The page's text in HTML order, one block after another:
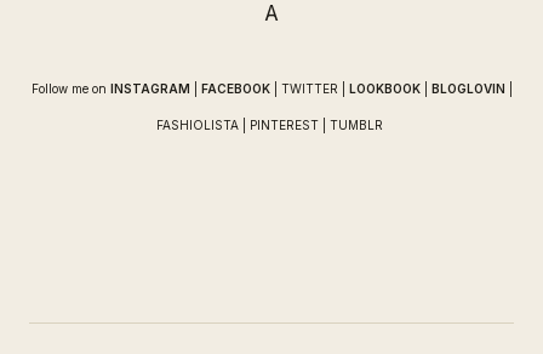
A
Follow me on INSTAGRAM FACEBOOK| TWITTER LOOKBOOK| BLOGLOVIN
FASHIOLISTA PINTEREST TUMBLR